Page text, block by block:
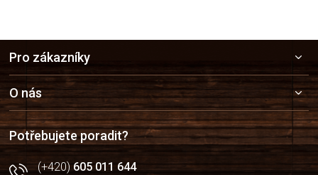
a
t
í
Pro zákazníky
O nás
Potřebujete poradit?
(+420)605 011 644